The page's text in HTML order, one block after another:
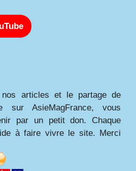
articles et le partage de
sur AsieMagFrance, vous
par un petit don. Chaque
à faire vivre le site. Merci